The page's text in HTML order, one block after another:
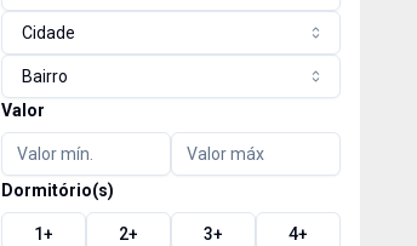
Cidade
Bairro
Valor
Dormitório(s)
1+ 2+ 3+ 4+